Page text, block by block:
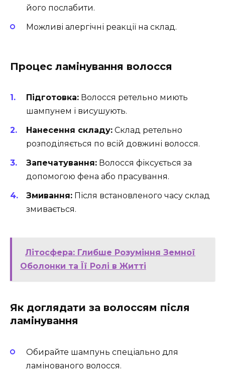
його послабити.
Можливі алергічні реакції на склад.
Процес ламінування волосся
Підготовка: Волосся ретельно миють
шампунем і висушують.
Нанесення складу: Склад ретельно
розподіляється по всій довжині волосся.
Запечатування: Волосся фіксується за
допомогою фена або прасування.
Змивання: Після встановленого часу склад
змивається.
Літосфера: Глибше Розуміння Земної
Оболонки та Її Ролі в Житті
Як доглядати за волоссям після
ламінування
Обирайте шампунь спеціально для
ламінованого волосся.